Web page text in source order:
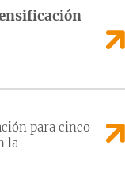
para cinco
la